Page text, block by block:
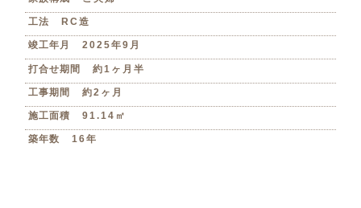
工法 RC造
竣工年月 2025年9月
打合せ期間 約1ヶ月半
工事期間 約2ヶ月
施工面積 91.14㎡
築年数 16年